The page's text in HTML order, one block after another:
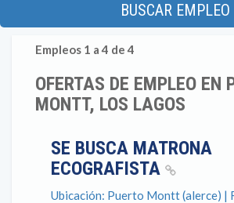
BUSCAR EMPLEO
Empleos 1 a 4 de 4
OFERTAS DE EMPLEO EN
MONTT, LOS LAGOS
SE BUSCA MATRONA
ECOGRAFISTA
Ubicación: Puerto Montt (alerce) |